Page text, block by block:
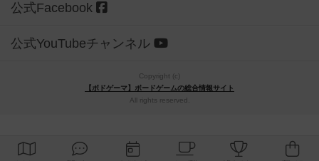
公式Facebook
公式YouTubeチャンネル
Copyright (c)
【ボドゲーマ】ボードゲームの総合情報サイト
All rights reserved.